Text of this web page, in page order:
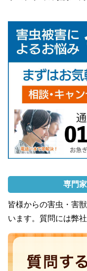
専門
皆様からの害虫・害
います。質問には弊